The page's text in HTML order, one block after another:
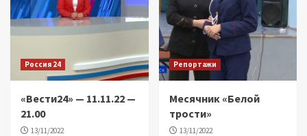
Россия 24
«Вести24» — 11.11.22 —
21.00
13/11/2022
Репортажи
Месячник «Белой
трости»
13/11/2022